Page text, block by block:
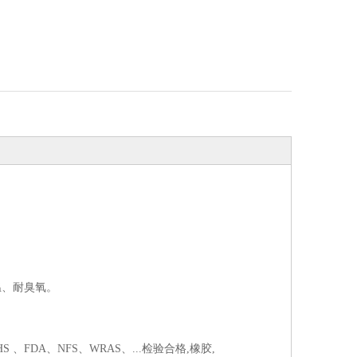
耐臭氧。
、FDA、NFS、WRAS、...检验合格,橡胶,